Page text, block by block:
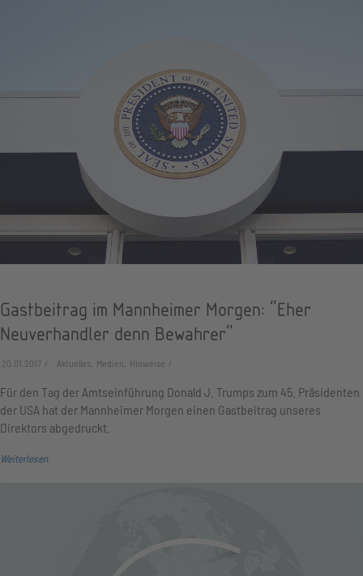
Gastbeitrag im Mannheimer Morgen: "Eher
Neuverhandler denn Bewahrer"
20.01.2017 Aktuelles, Medien, Hinweise
Für den Tag der Amtseinführung Donald J. Trumps zum 45. Präsidenten
der USA hat der Mannheimer Morgen einen Gastbeitrag unseres
Direktors abgedruckt.
Weiterlesen